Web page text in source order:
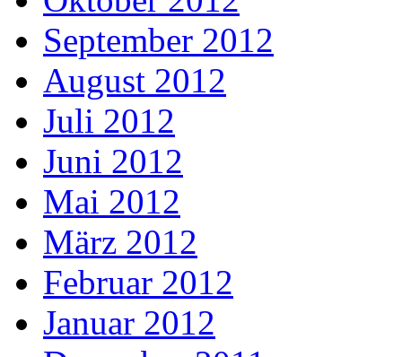
September 2012
August 2012
Juli 2012
Juni 2012
Mai 2012
März 2012
Februar 2012
Januar 2012